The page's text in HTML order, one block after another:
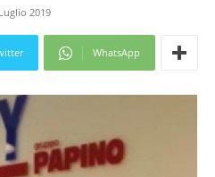
2019
WhatsApp